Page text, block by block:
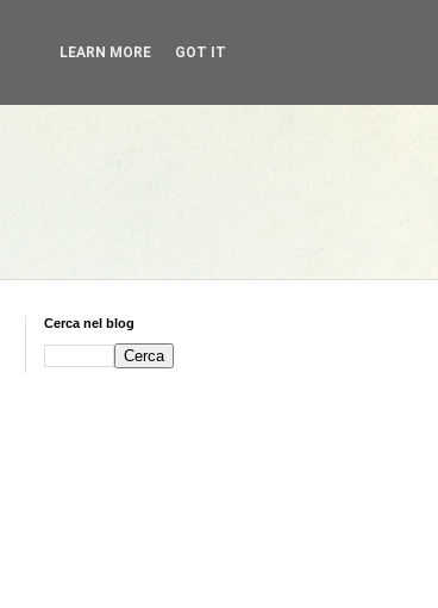
Cerca nel blog
LEARN MORE GOT IT